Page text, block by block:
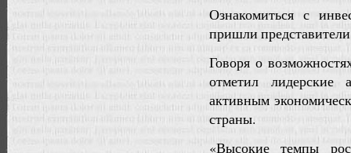
Ознакомиться с
пришли
Говоря о
отметил лидерские
активным
страны.
«Высокие темпы